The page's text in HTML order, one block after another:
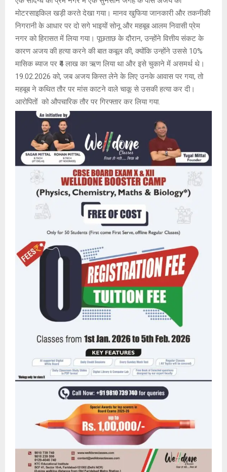
मोटरसाइकिल खड़ी करते देखा गया। मानव खुफिया जानकारी और तकनीकी
निगरानी के आधार पर दो सगे भाइयों सोनू और महबूब आलम निवासी प्रेम
नगर को हिरासत में लिया गया। पूछताछ के दौरान, उन्होंने वित्तीय संकट के
कारण अजय की हत्या करने की बात कबूल की, क्योंकि उन्होंने उससे 10%
मासिक ब्याज पर ₹4 लाख का ऋण लिया था और इसे चुकाने में असमर्थ थे।
19.02.2026 को, जब अजय किस्त लेने के लिए उनके आवास पर गया, तो
महबूब ने कथित तौर पर मांस काटने वाले चाकू से उसकी हत्या कर दी।
आरोपितों को औपचारिक तौर पर गिरफ्तार कर लिया गया.